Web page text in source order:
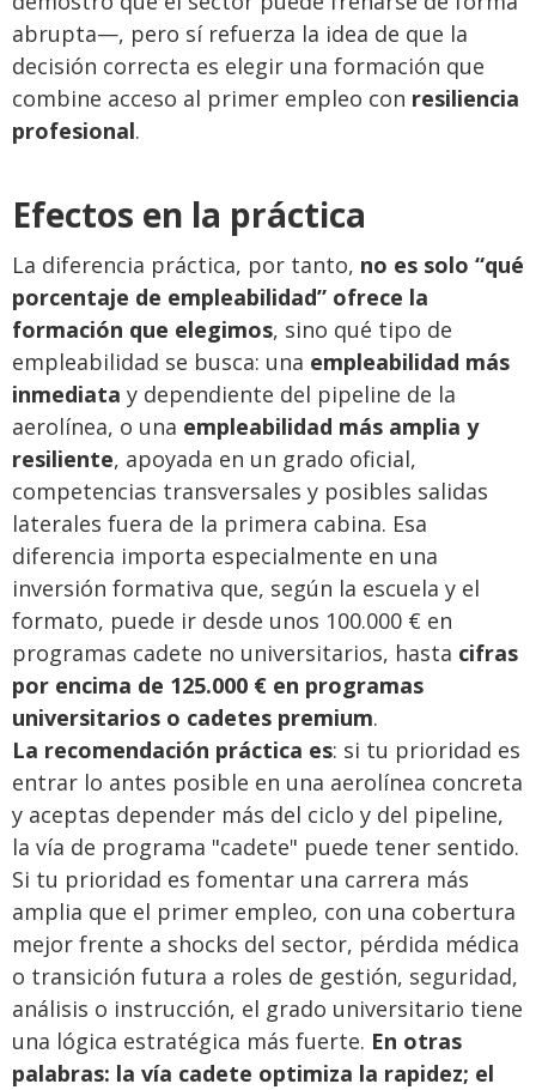
abrupta—, pero sí refuerza la idea de que la
decisión correcta es elegir una formación que
combine acceso al primer empleo con resiliencia
profesional.
Efectos en la práctica
La diferencia práctica, por tanto, no es solo “qué
porcentaje de empleabilidad” ofrece la
formación que elegimos, sino qué tipo de
empleabilidad se busca: una empleabilidad más
inmediata y dependiente del pipeline de la
aerolínea, o una empleabilidad más amplia y
resiliente, apoyada en un grado oficial,
competencias transversales y posibles salidas
laterales fuera de la primera cabina. Esa
diferencia importa especialmente en una
inversión formativa que, según la escuela y el
formato, puede ir desde unos 100.000 € en
programas cadete no universitarios, hasta cifras
por encima de 125.000 € en programas
universitarios o cadetes premium.
La recomendación práctica es: si tu prioridad es
entrar lo antes posible en una aerolínea concreta
y aceptas depender más del ciclo y del pipeline,
la vía de programa "cadete" puede tener sentido.
Si tu prioridad es fomentar una carrera más
amplia que el primer empleo, con una cobertura
mejor frente a shocks del sector, pérdida médica
o transición futura a roles de gestión, seguridad,
análisis o instrucción, el grado universitario tiene
una lógica estratégica más fuerte. En otras
palabras: la vía cadete optimiza la rapidez; el